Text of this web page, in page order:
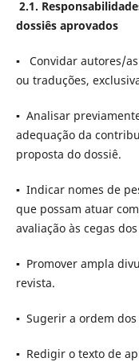
2.1.
dossiês aprovados
▪ Convidar autores/
ou traduções,
▪ Analisar
adequação da
proposta do dossiê.
▪ Indicar nomes de
que possam atuar
avaliação às cegas
▪ Promover ampla
revista.
▪ Sugerir a ordem
▪ Redigir o texto de